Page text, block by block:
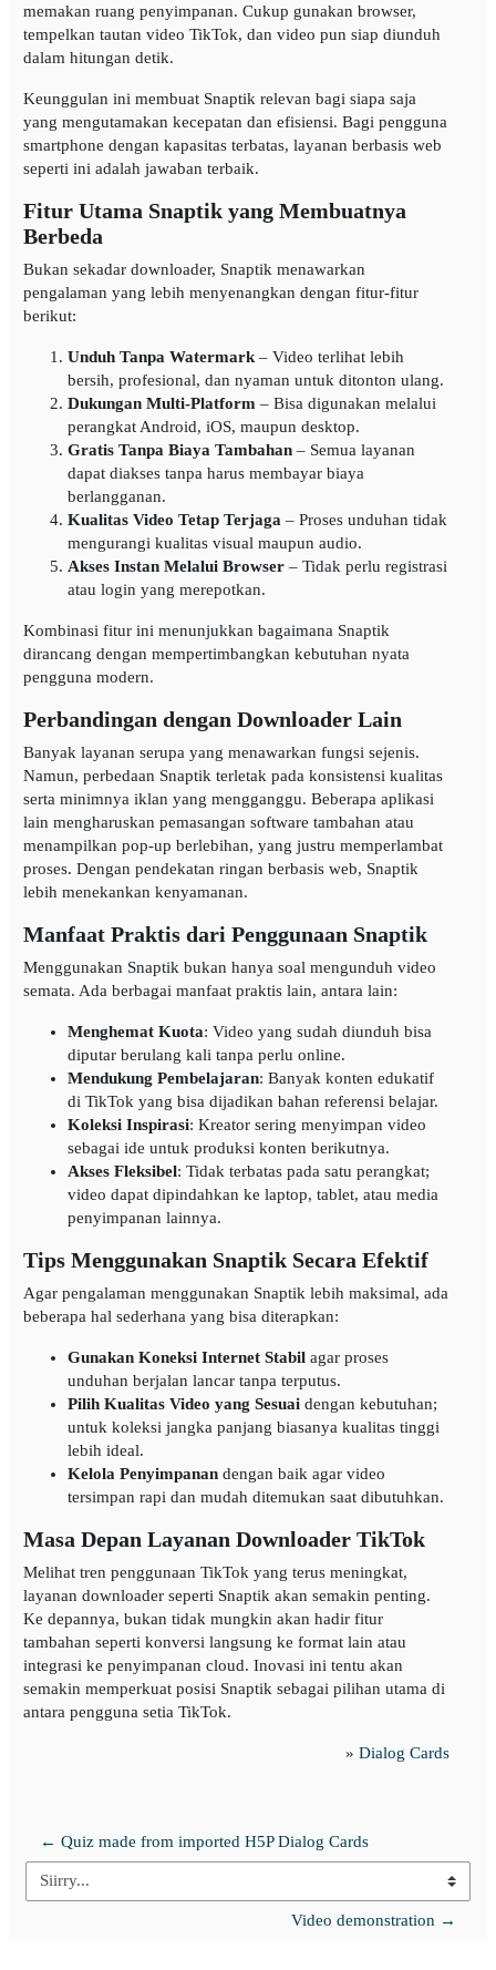
memakan ruang penyimpanan. Cukup gunakan browser,
tempelkan tautan video TikTok, dan video pun siap diunduh
dalam hitungan detik.
Keunggulan ini membuat Snaptik relevan bagi siapa saja
yang mengutamakan kecepatan dan efisiensi. Bagi pengguna
smartphone dengan kapasitas terbatas, layanan berbasis web
seperti ini adalah jawaban terbaik.
Fitur Utama Snaptik yang Membuatnya
Berbeda
Bukan sekadar downloader, Snaptik menawarkan
pengalaman yang lebih menyenangkan dengan fitur-fitur
berikut:
Unduh Tanpa Watermark– Video terlihat lebih
bersih, profesional, dan nyaman untuk ditonton ulang.
Dukungan Multi-Platform – Bisa digunakan melalui
perangkat Android, iOS, maupun desktop.
Gratis Tanpa Biaya Tambahan– Semua layanan
dapat diakses tanpa harus membayar biaya
berlangganan.
Kualitas Video Tetap Terjaga – Proses unduhan tidak
mengurangi kualitas visual maupun audio.
Akses Instan Melalui Browser– Tidak perlu registrasi
atau login yang merepotkan.
Kombinasi fitur ini menunjukkan bagaimana Snaptik
dirancang dengan mempertimbangkan kebutuhan nyata
pengguna modern.
Perbandingan dengan Downloader Lain
Banyak layanan serupa yang menawarkan fungsi sejenis.
Namun, perbedaan Snaptik terletak pada konsistensi kualitas
serta minimnya iklan yang mengganggu. Beberapa aplikasi
lain mengharuskan pemasangan software tambahan atau
menampilkan pop-up berlebihan, yang justru memperlambat
proses. Dengan pendekatan ringan berbasis web, Snaptik
lebih menekankan kenyamanan.
Manfaat Praktis dari Penggunaan Snaptik
Menggunakan Snaptik bukan hanya soal mengunduh video
semata. Ada berbagai manfaat praktis lain, antara lain:
Menghemat Kuota: Video yang sudah diunduh bisa
diputar berulang kali tanpa perlu online.
Mendukung Pembelajaran: Banyak konten edukatif
di TikTok yang bisa dijadikan bahan referensi belajar.
Koleksi Inspirasi: Kreator sering menyimpan video
sebagai ide untuk produksi konten berikutnya.
Akses Fleksibel: Tidak terbatas pada satu perangkat;
video dapat dipindahkan ke laptop, tablet, atau media
penyimpanan lainnya.
Tips Menggunakan Snaptik Secara Efektif
Agar pengalaman menggunakan Snaptik lebih maksimal, ada
beberapa hal sederhana yang bisa diterapkan:
Gunakan Koneksi Internet Stabilagar proses
unduhan berjalan lancar tanpa terputus.
Pilih Kualitas Video yang Sesuaidengan kebutuhan;
untuk koleksi jangka panjang biasanya kualitas tinggi
lebih ideal.
Kelola Penyimpanandengan baik agar video
tersimpan rapi dan mudah ditemukan saat dibutuhkan.
Masa Depan Layanan Downloader TikTok
Melihat tren penggunaan TikTok yang terus meningkat,
layanan downloader seperti Snaptik akan semakin penting.
Ke depannya, bukan tidak mungkin akan hadir fitur
tambahan seperti konversi langsung ke format lain atau
integrasi ke penyimpanan cloud. Inovasi ini tentu akan
semakin memperkuat posisi Snaptik sebagai pilihan utama di
antara pengguna setia TikTok.
» Dialog Cards
← Quiz made from imported H5P Dialog Cards
Siirry...
Video demonstration →